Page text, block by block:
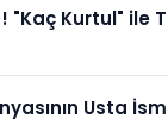
"Kaç Kurtul" ile
Usta